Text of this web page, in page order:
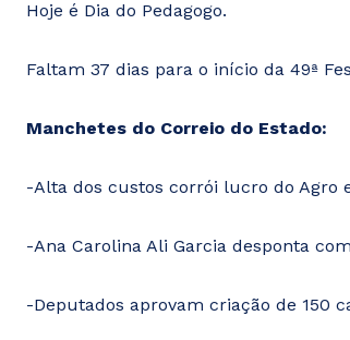
Hoje é Dia do Pedagogo.
Faltam 37 dias para o início da 49ª
Manchetes do Correio do Estado:
-Alta dos custos corrói lucro do Agro
-Ana Carolina Ali Garcia desponta
-Deputados aprovam criação de 150